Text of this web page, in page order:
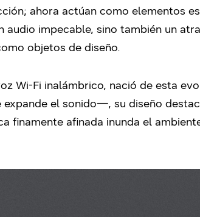
ahora actúan como elementos
impecable, sino también un
objetos de diseño.
Wi-Fi inalámbrico, nació de esta
el sonido—, su diseño
finamente afinada inunda el